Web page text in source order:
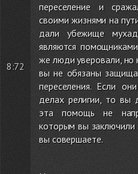
8:72
переселение и
своими жизнями на
дали убежище
являются
же люди уверовали, но
вы не обязаны
переселения. Если
делах религии, то вы
эта помощь не
которым вы заключили
вы совершаете.